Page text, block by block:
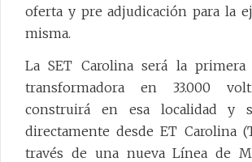
oferta y pre adjudicación para la
misma.
La SET Carolina será la primera
transformadora en 33.000
construirá en esa localidad y
directamente desde ET Carolina
través de una nueva Línea de